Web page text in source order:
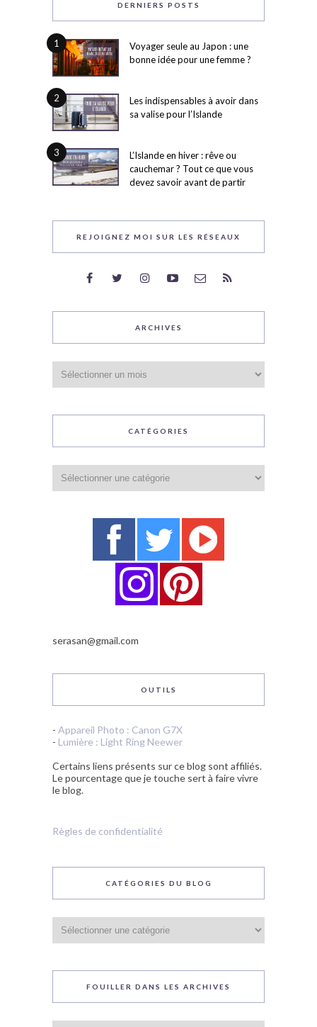
DERNIERS POSTS
1
Voyager seule au Japon : une
bonne idée pour une femme ?
2
Les indispensables à avoir dans
sa valise pour l’Islande
3
L’Islande en hiver : rêve ou
cauchemar ? Tout ce que vous
devez savoir avant de partir
REJOIGNEZ MOI SUR LES RÉSEAUX
ARCHIVES
CATÉGORIES
serasan@gmail.com
OUTILS
- Appareil Photo : Canon G7X
- Lumière : Light Ring Neewer
Certains liens présents sur ce blog sont affiliés.
Le pourcentage que je touche sert à faire vivre
le blog.
Règles de confidentialité
CATÉGORIES DU BLOG
du
blog
FOUILLER DANS LES ARCHIVES